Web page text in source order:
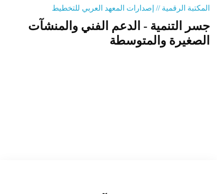
المنصة التدريبية
المكتبة الرقمية // إصدارات المعهد العربي للتخطيط
جسر التنمية - الدعم الفني والمنشآت
الصغيرة والمتوسطة